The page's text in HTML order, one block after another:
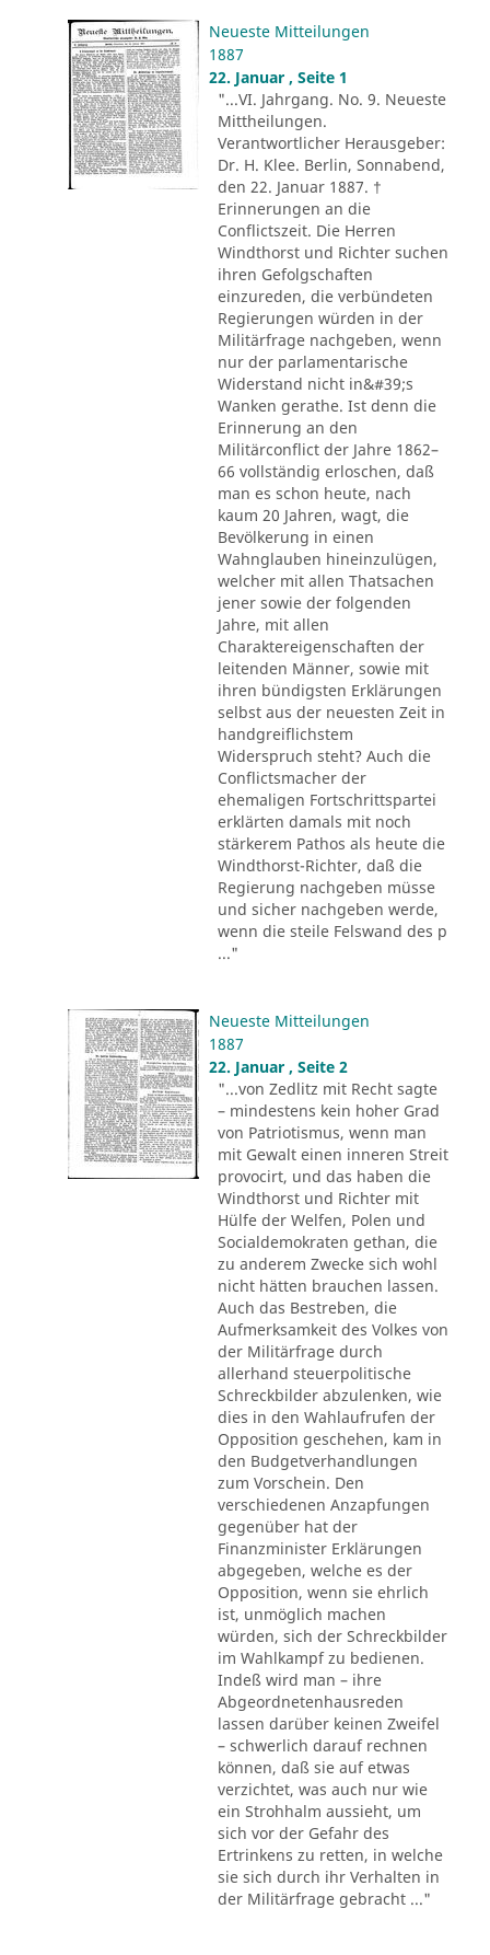
Neueste Mitteilungen
1887
22. Januar , Seite 1
"...VI. Jahrgang. No. 9. Neueste
Mittheilungen.
Verantwortlicher Herausgeber:
Dr. H. Klee. Berlin, Sonnabend,
den 22. Januar 1887. †
Erinnerungen an die
Conflictszeit. Die Herren
Windthorst und Richter suchen
ihren Gefolgschaften
einzureden, die verbündeten
Regierungen würden in der
Militärfrage nachgeben, wenn
nur der parlamentarische
Widerstand nicht in&#39;s
Wanken gerathe. Ist denn die
Erinnerung an den
Militärconflict der Jahre 1862–
66 vollständig erloschen, daß
man es schon heute, nach
kaum 20 Jahren, wagt, die
Bevölkerung in einen
Wahnglauben hineinzulügen,
welcher mit allen Thatsachen
jener sowie der folgenden
Jahre, mit allen
Charaktereigenschaften der
leitenden Männer, sowie mit
ihren bündigsten Erklärungen
selbst aus der neuesten Zeit in
handgreiflichstem
Widerspruch steht? Auch die
Conflictsmacher der
ehemaligen Fortschrittspartei
erklärten damals mit noch
stärkerem Pathos als heute die
Windthorst-Richter, daß die
Regierung nachgeben müsse
und sicher nachgeben werde,
wenn die steile Felswand des p
..."
Neueste Mitteilungen
1887
22. Januar , Seite 2
"...von Zedlitz mit Recht sagte
– mindestens kein hoher Grad
von Patriotismus, wenn man
mit Gewalt einen inneren Streit
provocirt, und das haben die
Windthorst und Richter mit
Hülfe der Welfen, Polen und
Socialdemokraten gethan, die
zu anderem Zwecke sich wohl
nicht hätten brauchen lassen.
Auch das Bestreben, die
Aufmerksamkeit des Volkes von
der Militärfrage durch
allerhand steuerpolitische
Schreckbilder abzulenken, wie
dies in den Wahlaufrufen der
Opposition geschehen, kam in
den Budgetverhandlungen
zum Vorschein. Den
verschiedenen Anzapfungen
gegenüber hat der
Finanzminister Erklärungen
abgegeben, welche es der
Opposition, wenn sie ehrlich
ist, unmöglich machen
würden, sich der Schreckbilder
im Wahlkampf zu bedienen.
Indeß wird man – ihre
Abgeordnetenhausreden
lassen darüber keinen Zweifel
– schwerlich darauf rechnen
können, daß sie auf etwas
verzichtet, was auch nur wie
ein Strohhalm aussieht, um
sich vor der Gefahr des
Ertrinkens zu retten, in welche
sie sich durch ihr Verhalten in
der Militärfrage gebracht ..."